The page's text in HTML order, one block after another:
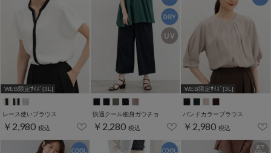
WEB限定ｻｲｽﾞ[3L]
レース使いブラウス
￥2,980 税込
快適クール細身ガウチョ
￥2,280 税込
WEB限定ｻｲｽﾞ[3L]
バンドカラーブラウス
￥2,980 税込